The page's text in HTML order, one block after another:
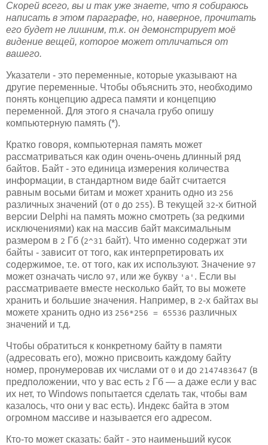
Скорей всего, вы и так уже знаете, что я собираюсь
написать в этом параграфе, но, наверное, прочитать
его будет не лишним, т.к. он демонстрирует моё
видение вещей, которое может отличаться от
вашего.
Указатели - это переменные, которые указывают на
другие переменные. Чтобы объяснить это, необходимо
понять концепцию адреса памяти и концепцию
переменной. Для этого я сначала грубо опишу
компьютерную память (*).
Кратко говоря, компьютерная память может
рассматриваться как один очень-очень длинный ряд
байтов. Байт - это единица измерения количества
информации, в стандартном виде байт считается
равным восьми битам и может хранить одно из 256
различных значений (от 0 до 255). В текущей 32-х битной
версии Delphi на память можно смотреть (за редкими
исключениями) как на массив байт максимальным
размером в 2 Гб (2^31 байт). Что именно содержат эти
байты - зависит от того, как интерпретировать их
содержимое, т.е. от того, как их используют. Значение 97
может означать число 97, или же букву 'a' . Если вы
рассматриваете вместе несколько байт, то вы можете
хранить и большие значения. Например, в 2-х байтах вы
можете хранить одно из 256*256 = 65536 различных
значений и т.д.
Чтобы обратиться к конкретному байту в памяти
(адресовать его), можно присвоить каждому байту
номер, пронумеровав их числами от 0 и до 2147483647 (в
предположении, что у вас есть 2 Гб — а даже если у вас
их нет, то Windows попытается сделать так, чтобы вам
казалось, что они у вас есть). Индекс байта в этом
огромном массиве и называется его адресом.
Кто-то может сказать: байт - это наименьший кусок